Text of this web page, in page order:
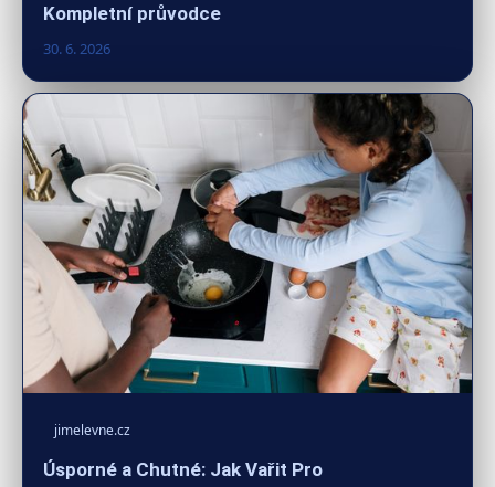
Kompletní průvodce
30. 6. 2026
jimelevne.cz
Úsporné a Chutné: Jak Vařit Pro